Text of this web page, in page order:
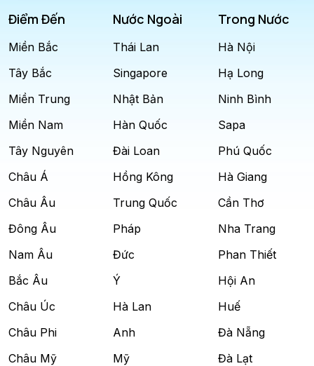
Điểm Đến
Miền Bắc
Tây Bắc
Miền Trung
Miền Nam
Tây Nguyên
Châu Á
Châu Âu
Đông Âu
Nam Âu
Bắc Âu
Châu Úc
Châu Phi
Châu Mỹ
Nước Ngoài
Thái Lan
Singapore
Nhật Bản
Hàn Quốc
Đài Loan
Hồng Kông
Trung Quốc
Pháp
Đức
Ý
Hà Lan
Anh
Mỹ
Trong Nước
Hà Nội
Hạ Long
Ninh Bình
Sapa
Phú Quốc
Hà Giang
Cần Thơ
Nha Trang
Phan Thiết
Hội An
Huế
Đà Nẵng
Đà Lạt